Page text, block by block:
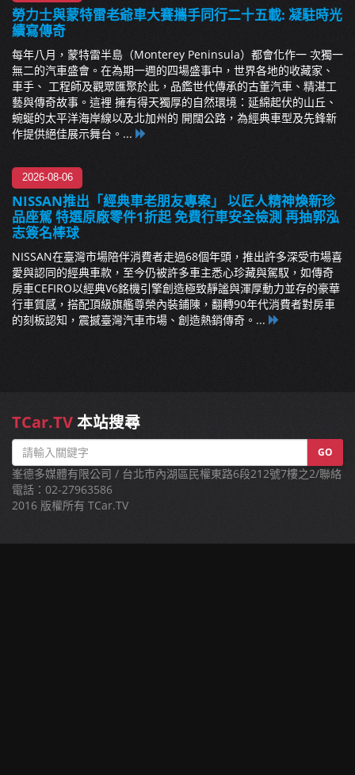
勞力士與蒙特雷老爺車大賽攜手同行二十五載: 凝駐時光
續寫傳奇
每年八月，蒙特雷半島（Monterey Peninsula）都會化作一 次獨一
無二的汽車盛會。在為期一週的四場盛事中，世界各地的收藏家、
車手、 工程師及觀眾匯聚於此，品鑑世代傳承的古董汽車、精湛工
藝與傳奇故事。這裡 擁有得天獨厚的自然環境：延綿起伏的山丘、
蜿蜒的太平洋海岸線以及北加州的 開闊公路，為經典車型及先鋒新
作提供絕佳展示舞台。...
2026-08-06
NISSAN推出「經典車老朋友專案」 以匠人精神煥新珍
品座駕 特選原廠零件1折起 免費行車安全檢測 再抽郭泓
志簽名棒球
NISSAN在臺灣市場陪伴消費者走過68個年頭，推出許多深受市場喜
愛與認同的經典車款，至今仍被許多車主悉心珍藏與駕馭，如傳奇
房車CEFIRO以經典V6銘機引擎創造極致靜謐與渾厚動力並存的豪華
行車質感，搭配頂級旗艦尊榮內裝鋪陳，翻轉90年代消費者對房車
的刻板認知，震撼臺灣汽車市場、創造熱銷傳奇。...
TCar.TV本站搜尋
GO
峯德多媒體有限公司 / 台北市內湖區民權東路6段212號7樓之2/聯絡
電話：02-27963586
2016 版權所有 TCar.TV